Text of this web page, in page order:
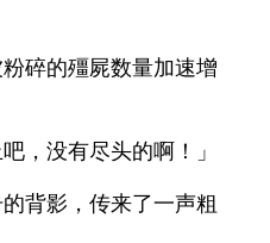
碎的殭屍数量加速增
，没有尽头的啊！」
背影，传来了一声粗